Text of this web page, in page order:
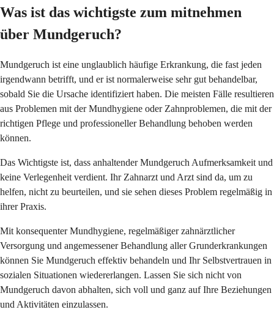
Was ist das wichtigste zum mitnehmen
über Mundgeruch?
Mundgeruch ist eine unglaublich häufige Erkrankung, die fast jeden
irgendwann betrifft, und er ist normalerweise sehr gut behandelbar,
sobald Sie die Ursache identifiziert haben. Die meisten Fälle resultieren
aus Problemen mit der Mundhygiene oder Zahnproblemen, die mit der
richtigen Pflege und professioneller Behandlung behoben werden
können.
Das Wichtigste ist, dass anhaltender Mundgeruch Aufmerksamkeit und
keine Verlegenheit verdient. Ihr Zahnarzt und Arzt sind da, um zu
helfen, nicht zu beurteilen, und sie sehen dieses Problem regelmäßig in
ihrer Praxis.
Mit konsequenter Mundhygiene, regelmäßiger zahnärztlicher
Versorgung und angemessener Behandlung aller Grunderkrankungen
können Sie Mundgeruch effektiv behandeln und Ihr Selbstvertrauen in
sozialen Situationen wiedererlangen. Lassen Sie sich nicht von
Mundgeruch davon abhalten, sich voll und ganz auf Ihre Beziehungen
und Aktivitäten einzulassen.